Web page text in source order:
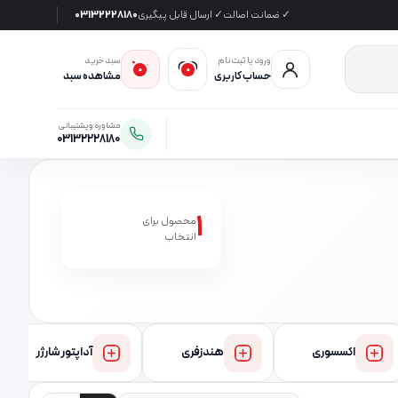
✓ ضمانت اصالت✓ ارسال قابل پیگیری03132228180
ورود یا ثبت‌نام
حساب کاربری 0
0
سبد خرید
مشاهده سبد
مشاوره و پشتیبانی
03132228180
1محصول برای
انتخاب
اکسسوری هندزفری آداپتور شارژر